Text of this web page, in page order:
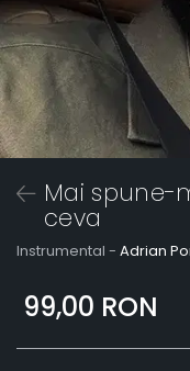
Mai spune-
ceva
Instrumental - Adrian
99,00 RON